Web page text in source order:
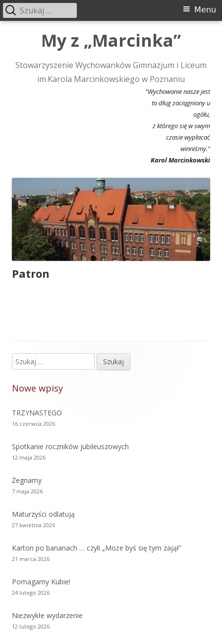
My z „Marcinka”
Stowarzyszenie Wychowanków Gimnazjum i Liceum
im.Karola Marcinkowskiego w Poznaniu
"Wychowanie nasze jest
to dług zaciągniony u
ogółu,
z którego się w swym
czasie wypłacać
winniśmy."
Karol Marcinkowski
Menu
główne
Menu
Szukaj:
Patron
Główny
panel
boczny
Szukaj:
Nowe wpisy
TRZYNASTEGO
16 czerwca 2026
Spotkanie roczników jubileuszowych
12 maja 2026
Żegnamy
7 maja 2026
Maturzyści odlatują
27 kwietnia 2026
Karton po bananach … czyli „Może byś się tym zajął”
21 marca 2026
Pomagamy Kubie!
24 lutego 2026
Niezwykłe wydarzenie
12 lutego 2026